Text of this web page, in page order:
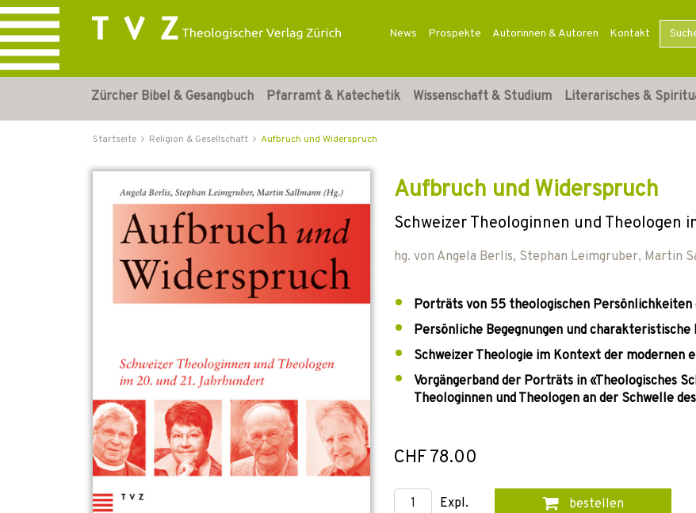
News Prospekte Autorinnen & Autoren Kontakt
Zürcher Bibel & Gesangbuch Pfarramt & Katechetik Wissenschaft & Studium Literarisches &
Startseite Religion & Gesellschaft Aufbruch und Widerspruch
Aufbruch und Widerspruch
Schweizer Theologinnen und Theologen
hg. von Angela Berlis, Stephan Leimgruber, Martin
Porträts von 55 theologischen Persönlichkeiten
Persönliche Begegnungen und charakteristische
Schweizer Theologie im Kontext der modernen
Vorgängerband der Porträts in «Theologisches
Theologinnen und Theologen an der Schwelle
CHF 78.00
Expl. bestellen